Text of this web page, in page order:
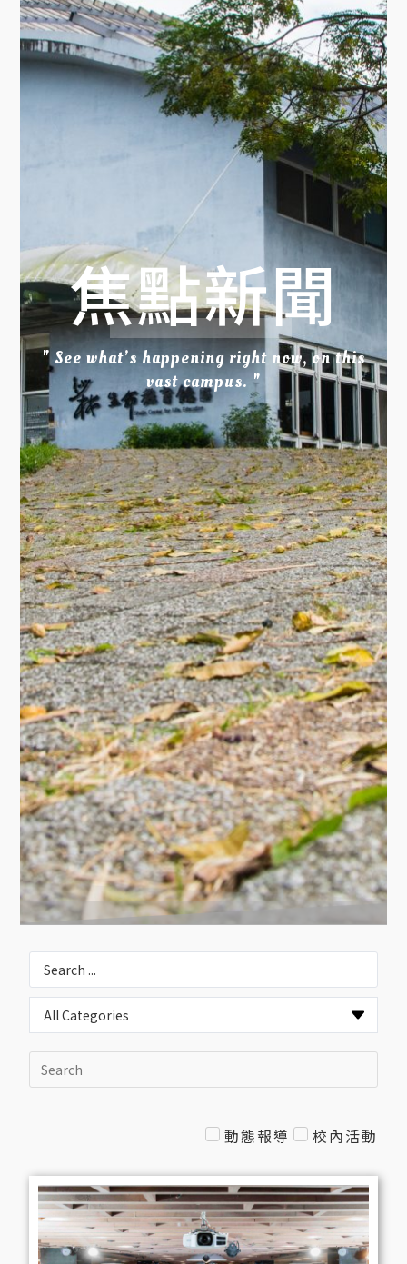
焦點新聞
" See what’s happening right now, on this
vast campus. "
動態報導 校內活動